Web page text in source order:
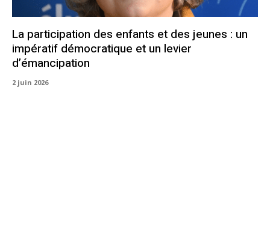
La participation des enfants et des jeunes : un
impératif démocratique et un levier
d’émancipation
2 juin 2026